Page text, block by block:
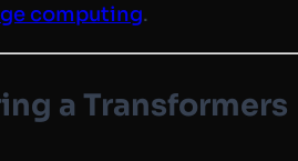
computing.
a Transformers